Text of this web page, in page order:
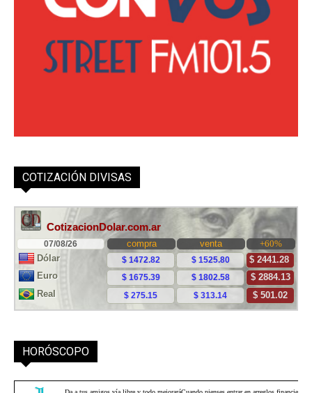
COTIZACIÓN DIVISAS
HORÓSCOPO